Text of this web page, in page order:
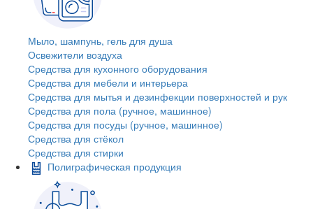
Мыло, шампунь, гель для душа
Освежители воздуха
Средства для кухонного оборудования
Средства для мебели и интерьера
Средства для мытья и дезинфекции поверхностей и рук
Средства для пола (ручное, машинное)
Средства для посуды (ручное, машинное)
Средства для стёкол
Средства для стирки
Полиграфическая продукция